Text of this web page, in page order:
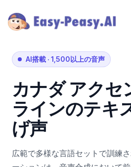
AI搭載 · 1,500以上の音声
カナダ アクセ
ラインのテキ
げ声
広範で多様な言語セットで訓練